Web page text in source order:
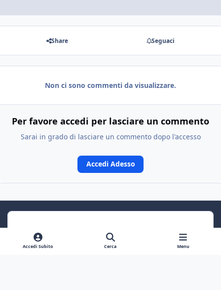
Share Seguaci
Non ci sono commenti da visualizzare.
Per favore accedi per lasciare un commento
Sarai in grado di lasciare un commento dopo l'accesso
Accedi Adesso
Accedi Subito Cerca Menu